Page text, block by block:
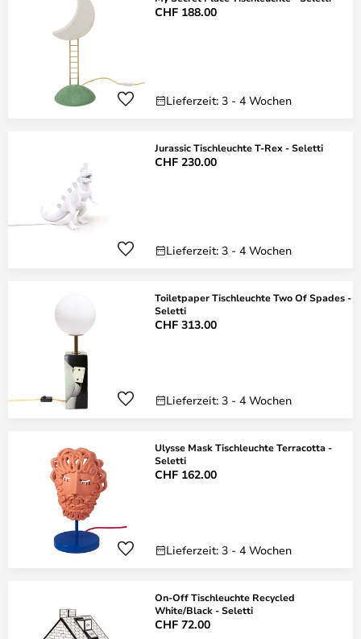
CHF 188.00
Lieferzeit: 3 - 4 Wochen
Jurassic Tischleuchte T-Rex - Seletti
CHF 230.00
Lieferzeit: 3 - 4 Wochen
Toiletpaper Tischleuchte Two Of Spades -
Seletti
CHF 313.00
Lieferzeit: 3 - 4 Wochen
Ulysse Mask Tischleuchte Terracotta -
Seletti
CHF 162.00
Lieferzeit: 3 - 4 Wochen
On-Off Tischleuchte Recycled
White/Black - Seletti
CHF 72.00